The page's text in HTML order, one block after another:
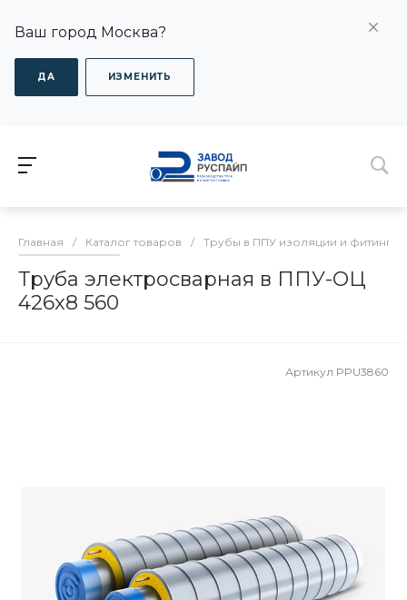
Ваш город Москва?
ДА ИЗМЕНИТЬ
Главная / Каталог товаров / Трубы в ППУ изоляции и фитинги
Труба электросварная в ППУ-ОЦ
426x8 560
Артикул PPU3860